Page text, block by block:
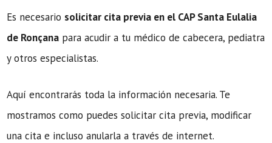
Es necesario solicitar cita previa en el CAP Santa Eulalia
de Ronçana para acudir a tu médico de cabecera, pediatra
y otros especialistas.
Aquí encontrarás toda la información necesaria. Te
mostramos como puedes solicitar cita previa, modificar
una cita e incluso anularla a través de internet.